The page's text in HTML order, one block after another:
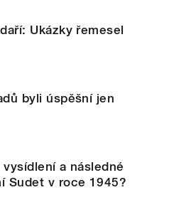
Ukázky řemesel
byli úspěšní jen
a následné
Sudet v roce 1945?